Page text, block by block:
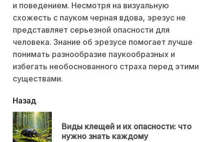
и поведением. Несмотря на визуальную
схожесть с пауком черная вдова, эрезус не
представляет серьезной опасности для
человека. Знание об эрезусе помогает лучше
понимать разнообразие паукообразных и
избегать необоснованного страха перед этими
существами.
читать
еще
Назад
Виды клещей и их опасности: что
нужно знать каждому